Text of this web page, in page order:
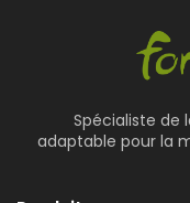
Spécialiste de
adaptable pour la